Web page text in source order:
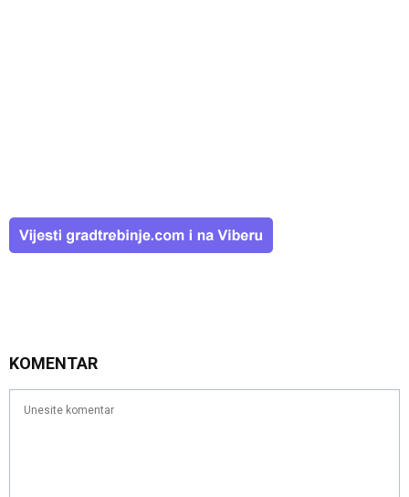
KOMENTAR